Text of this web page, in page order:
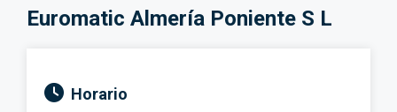
Euromatic Almería Poniente S L
Horario